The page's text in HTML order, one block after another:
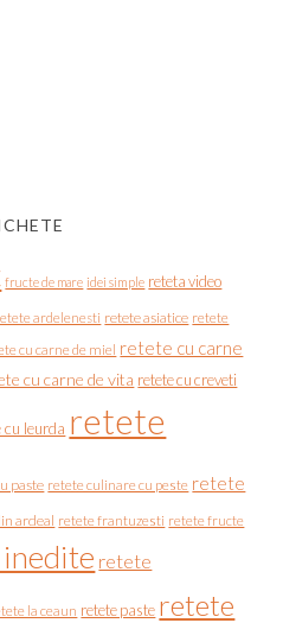
fructe de mare idei simple reteta video
ardelenesti retete asiatice retete
cu carne de miel retete cu carne
cu carne de vita retete cu creveti
cu leurda retete
paste retete culinare cu peste retete
ardeal retete frantuzesti retete fructe
retete
la ceaun retete paste retete